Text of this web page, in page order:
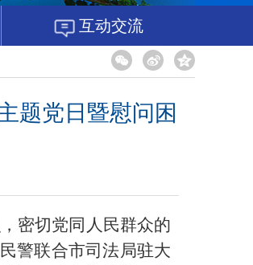
互动交流
题党日暨慰问困
密切党同人民群众的
警联合市司法局驻大